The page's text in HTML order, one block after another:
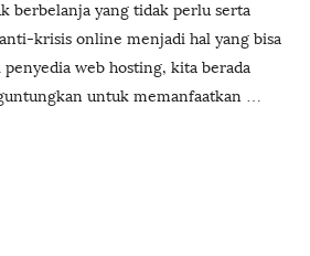
berbelanja yang tidak perlu serta
krisis online menjadi hal yang bisa
penyedia web hosting, kita berada
untuk memanfaatkan …